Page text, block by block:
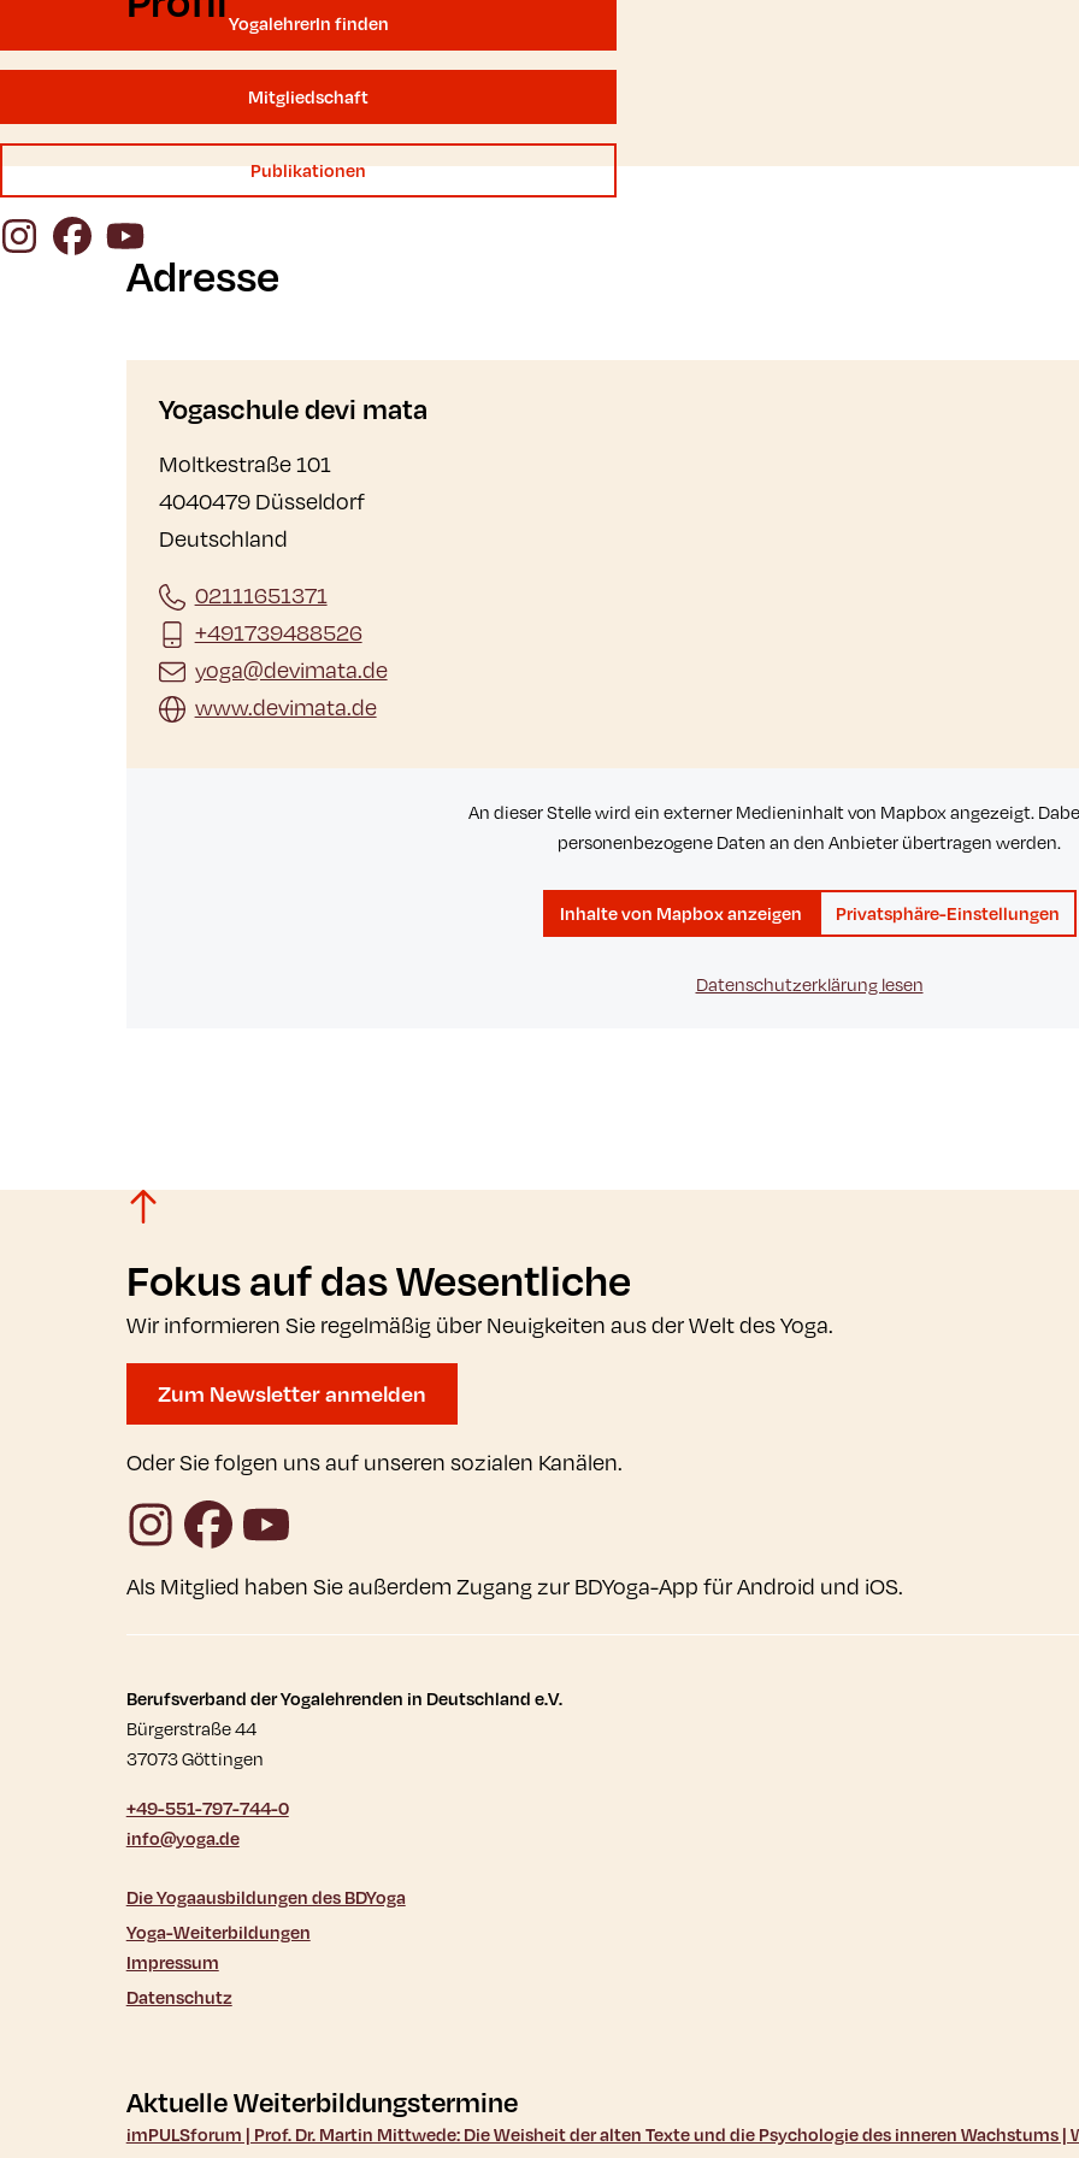
YogalehrerIn finden
Mitgliedschaft
Publikationen
InstagramFacebook
YouTube
Adresse
Yogaschule devi mata
Moltkestraße 101
4040479 Düsseldorf
Deutschland
02111651371
+491739488526
yoga@devimata.de
www.devimata.de
An dieser Stelle wird ein externer Medieninhalt von Mapbox angezeigt.
personenbezogene Daten an den Anbieter übertragen werden.
Inhalte von Mapbox anzeigen Privatsphäre-Einstellungen
Datenschutzerklärung lesen
Fokus auf das Wesentliche
Wir informieren Sie regelmäßig über Neuigkeiten aus der Welt des Yoga.
Zum Newsletter anmelden
Oder Sie folgen uns auf unseren sozialen Kanälen.
InstagramFacebook
YouTube
Als Mitglied haben Sie außerdem Zugang zur BDYoga-App für Android und iOS.
Kontaktdaten und weitere Links
Berufsverband der Yogalehrenden in Deutschland e.V.
Bürgerstraße 44
37073 Göttingen
+49-551-797-744-0
info@yoga.de
Die Yogaausbildungen des BDYoga
Yoga-Weiterbildungen
Impressum
Datenschutz
Aktuelle Weiterbildungstermine
imPULSforum | Prof. Dr. Martin Mittwede: Die Weisheit der alten Texte und die Psychologie des inneren Wachstums |